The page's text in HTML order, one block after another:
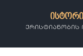
ქრისტიანობის